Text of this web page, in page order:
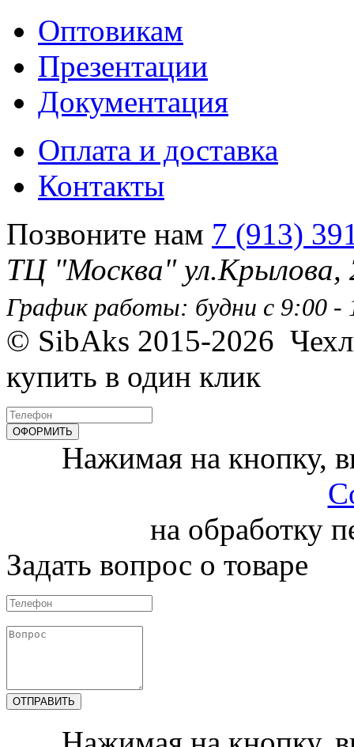
Оптовикам
Презентации
Документация
Оплата и доставка
Контакты
Позвоните нам 7 (913)
ТЦ "Москва"
График работы: будни с 9:00 -
© SibAks 2015-2026
купить в один клик
Нажимая на кнопку,
на обработку
Задать вопрос о товаре